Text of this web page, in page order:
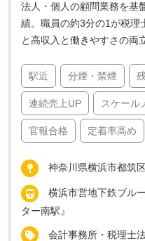
法人・個人の顧問業務を基
績。職員の約3分の1が税理
と高収入と働きやすさの両
駅近 分煙・禁煙
連続売上UP スケール
官報合格 定着率高め
神奈川県横浜市都筑
横浜市営地下鉄ブル
ター南駅』
会計事務所・税理士